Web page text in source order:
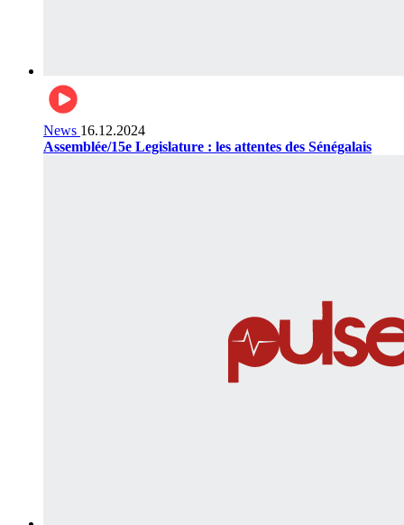
News 16.12.2024
Assemblée/15e Legislature : les attentes des Sénégalais